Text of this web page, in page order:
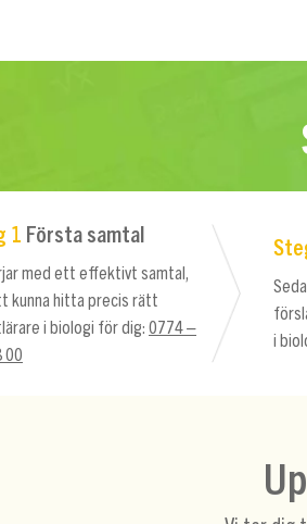
1 Första samtal
med ett effektivt samtal,
kunna hitta precis rätt
i biologi för dig: 0774 –
00
i